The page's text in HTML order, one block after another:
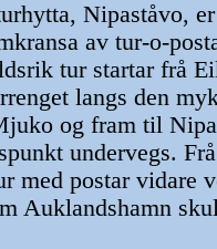
Nipaståvo,
av tur-o-
tur startar frå
langs den
og fram til
undervegs.
med postar vidare
Auklandshamn